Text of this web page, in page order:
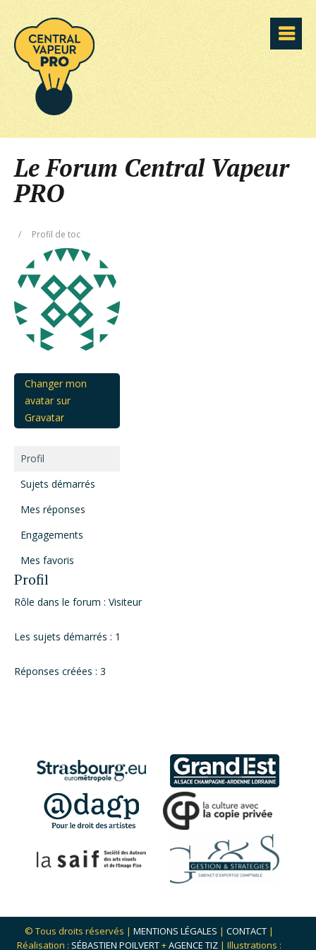
Le Forum Central Vapeur
PRO
/ Profil de toc
Changer mon
avatar sur
Gravatar
Profil
Sujets démarrés
Mes réponses
Engagements
Mes favoris
Profil
Rôle dans le forum : Visiteur
Les sujets démarrés : 1
Réponses créées : 3
© Tous droits réservés | MENTIONS LÉGALES | CONTACT |
Réalisation : SÉBASTIEN POILVERT+AGENCE TIZ | Illustrations :